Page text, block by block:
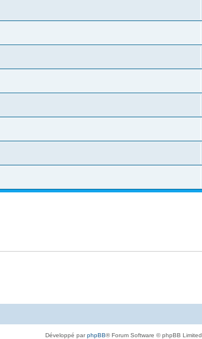
Développé parphpBB® Forum Software © phpBB Limited